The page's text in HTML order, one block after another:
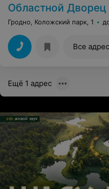
Областной Дворец
Гродно, Коложский парк, 1
Все
Ещё 1 адрес